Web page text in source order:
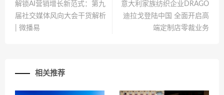
解锁AI营销增长新范式：第九
届社交媒体风向大会干货解析
| 微播易
意大利家族纺织企业DRAGO
迪拉戈登陆中国 全面开启高
端定制店零裁业务
相关推荐